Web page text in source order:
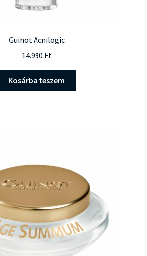
Guinot Acnilogic
14.990 Ft
Kosárba teszem